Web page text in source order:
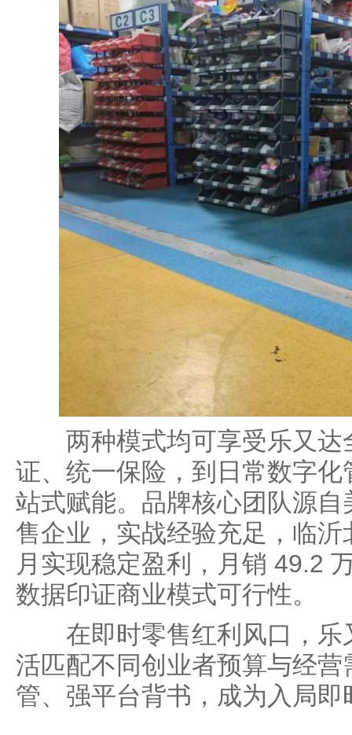
两种模式均可享受乐又达
证、统一保险，到日常数字
站式赋能。品牌核心团队源
售企业，实战经验充足，临
月实现稳定盈利，月销 49.2
数据印证商业模式可行性。
在即时零售红利风口，乐
活匹配不同创业者预算与经
管、强平台背书，成为入局